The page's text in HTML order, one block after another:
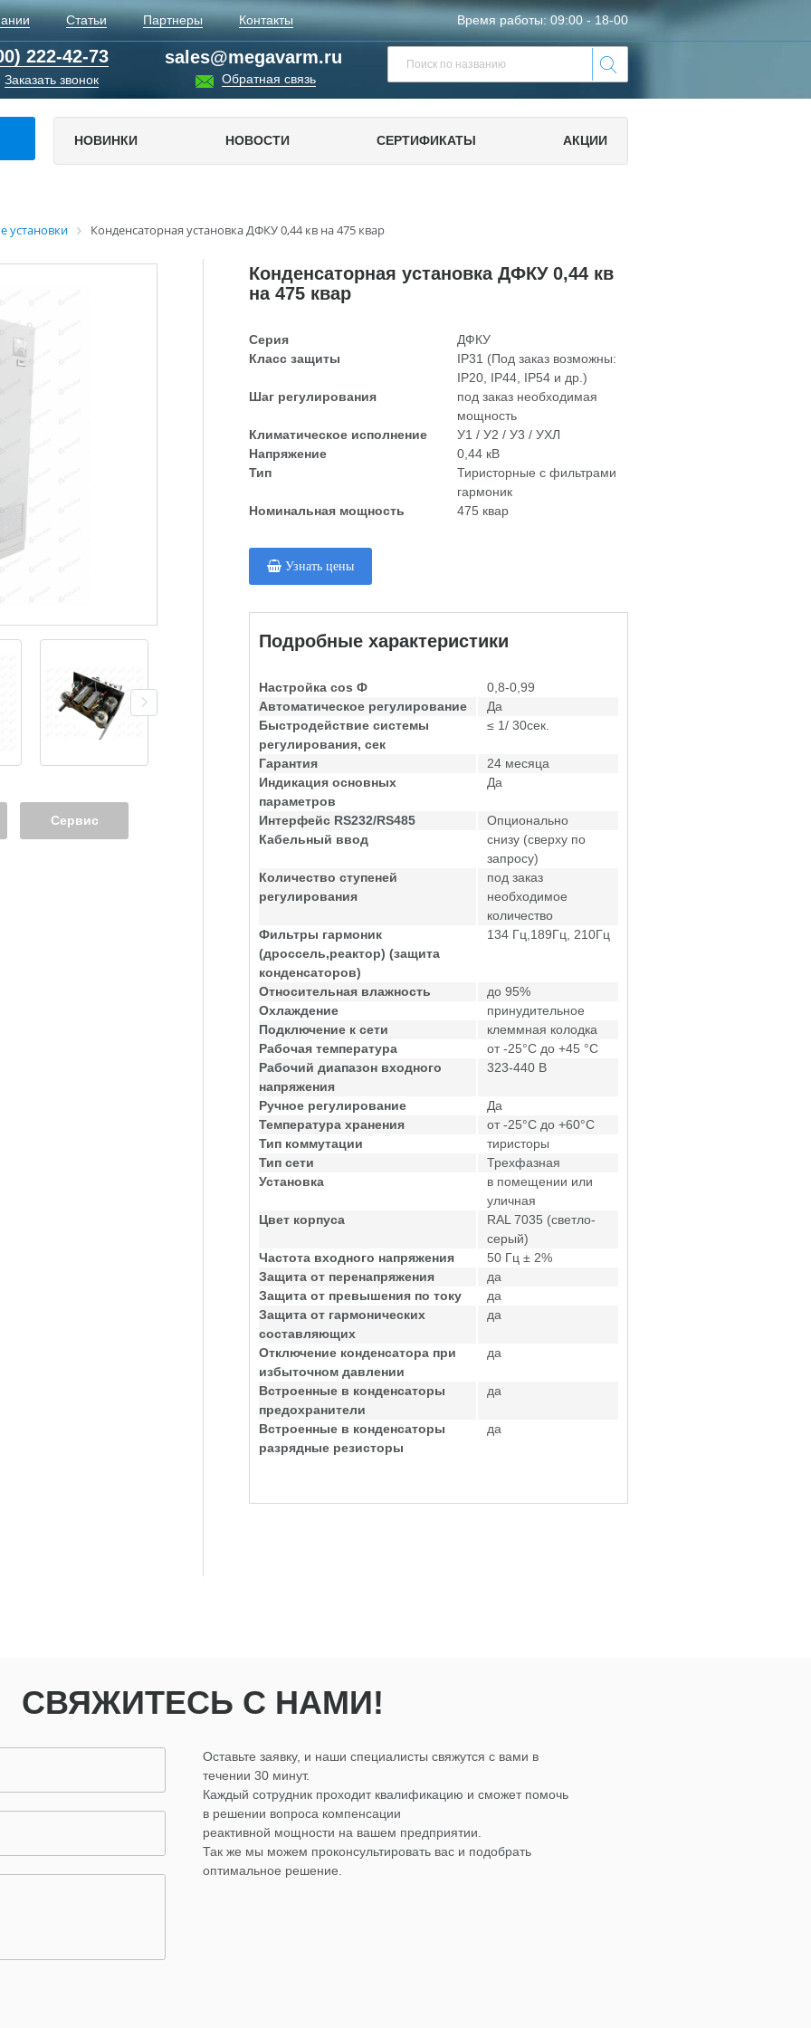
Статьи Партнеры Контакты Время работы: 09:00 - 18-00
222-42-73
Заказать звонок
sales@megavarm.ru
Обратная связь
НОВИНКИ НОВОСТИ СЕРТИФИКАТЫ АКЦИИ
установки Конденсаторная установка ДФКУ 0,44 кв на 475 квар
Сервис
Конденсаторная установка ДФКУ 0,44 кв
на 475 квар
Серия
ДФКУ
Класс защиты
IP31 (Под заказ возможны:
IP20, IP44, IP54 и др.)
Шаг регулирования
под заказ необходимая
мощность
Климатическое исполнение
У1 / У2 / У3 / УХЛ
Напряжение
0,44 кВ
Тип
Тиристорные с фильтрами
гармоник
Номинальная мощность
475 квар
Узнать цены
Подробные характеристики
Настройка cos Ф
0,8-0,99
Автоматическое регулирование
Да
Быстродействие системы
регулирования, сек
≤ 1/ 30сек.
Гарантия
24 месяца
Индикация основных
параметров
Да
Интерфейс RS232/RS485
Опционально
Кабельный ввод
снизу (сверху по
запросу)
Количество ступеней
регулирования
под заказ
необходимое
количество
Фильтры гармоник
(дроссель,реактор) (защита
конденсаторов)
134 Гц,189Гц, 210Гц
Относительная влажность
до 95%
Охлаждение
принудительное
Подключение к сети
клеммная колодка
Рабочая температура
от -25°C до +45 °C
Рабочий диапазон входного
напряжения
323-440 В
Ручное регулирование
Да
Температура хранения
от -25°C до +60°C
Тип коммутации
тиристоры
Тип сети
Трехфазная
Установка
в помещении или
уличная
Цвет корпуса
RAL 7035 (светло-
серый)
Частота входного напряжения
50 Гц ± 2%
Защита от перенапряжения
да
Защита от превышения по току
да
Защита от гармонических
составляющих
да
Отключение конденсатора при
избыточном давлении
да
Встроенные в конденсаторы
предохранители
да
Встроенные в конденсаторы
разрядные резисторы
да
СВЯЖИТЕСЬ С НАМИ!
Оставьте заявку, и наши специалисты свяжутся с вами в
течении 30 минут.
Каждый сотрудник проходит квалификацию и сможет помочь
в решении вопроса компенсации
реактивной мощности на вашем предприятии.
Так же мы можем проконсультировать вас и подобрать
оптимальное решение.